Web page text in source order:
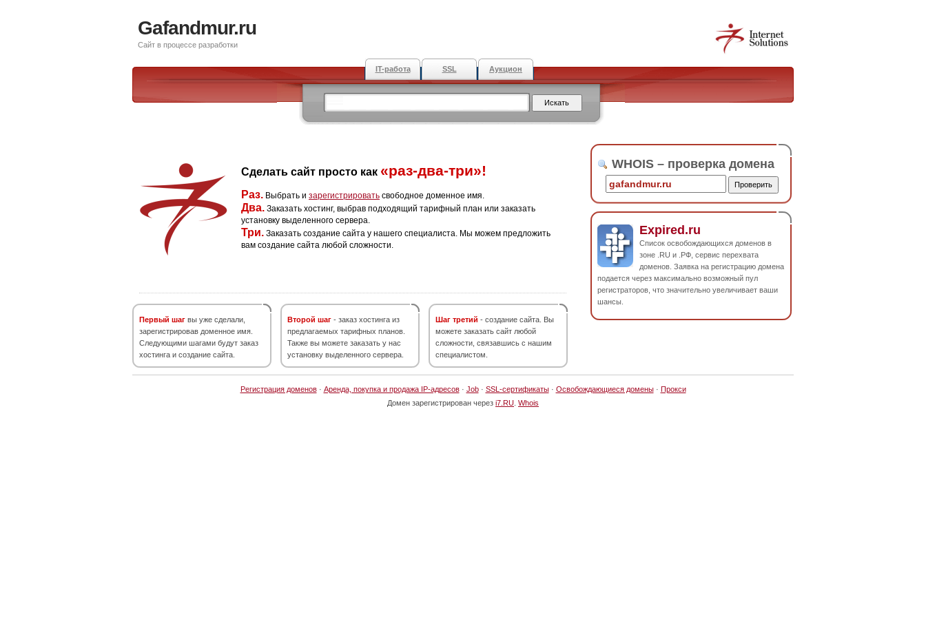
Gafandmur.ru
Сайт в процессе разработки
IT-работа SSL Аукцион
Сделать сайт просто как «раз-два-три»!
Раз. Выбрать и зарегистрировать свободное доменное имя.
Два. Заказать хостинг, выбрав подходящий тарифный план или заказать
установку выделенного сервера.
Три. Заказать создание сайта у нашего специалиста. Мы можем предложить
вам создание сайта любой сложности.
Первый шаг вы уже сделали,
зарегистрировав доменное имя.
Следующими шагами будут заказ
хостинга и создание сайта.
Второй шаг - заказ хостинга из
предлагаемых тарифных планов.
Также вы можете заказать у нас
установку выделенного сервера.
Шаг третий - создание сайта. Вы
можете заказать сайт любой
сложности, связавшись с нашим
специалистом.
WHOIS – проверка домена
Expired.ru
Список освобождающихся доменов в
зоне .RU и .РФ, сервис перехвата
доменов. Заявка на регистрацию домена
подается через максимально возможный пул
регистраторов, что значительно увеличивает ваши
шансы.
Регистрация доменов· Аренда, покупка и продажа IP-адресов· Job· SSL-сертификаты· Освобождающиеся домены· Прокси
Домен зарегистрирован через i7.RU Whois